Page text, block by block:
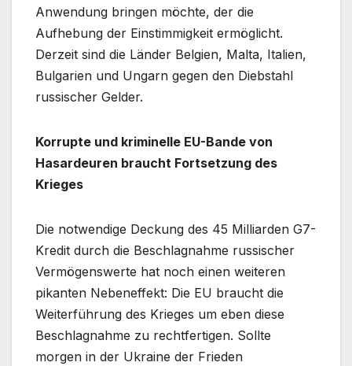
Anwendung bringen möchte, der die
Aufhebung der Einstimmigkeit ermöglicht.
Derzeit sind die Länder Belgien, Malta, Italien,
Bulgarien und Ungarn gegen den Diebstahl
russischer Gelder.
Korrupte und kriminelle EU-Bande von
Hasardeuren braucht Fortsetzung des
Krieges
Die notwendige Deckung des 45 Milliarden G7-
Kredit durch die Beschlagnahme russischer
Vermögenswerte hat noch einen weiteren
pikanten Nebeneffekt: Die EU braucht die
Weiterführung des Krieges um eben diese
Beschlagnahme zu rechtfertigen. Sollte
morgen in der Ukraine der Frieden